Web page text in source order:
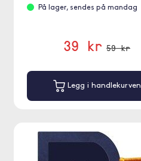
På lager, sendes på mandag
39 kr 59 kr
Legg i handlekurven